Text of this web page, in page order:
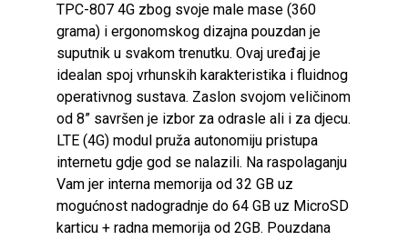
TPC-807 4G zbog svoje male mase (360
grama) i ergonomskog dizajna pouzdan je
suputnik u svakom trenutku. Ovaj uređaj je
idealan spoj vrhunskih karakteristika i fluidnog
operativnog sustava. Zaslon svojom veličinom
od 8” savršen je izbor za odrasle ali i za djecu.
LTE (4G) modul pruža autonomiju pristupa
internetu gdje god se nalazili. Na raspolaganju
Vam jer interna memorija od 32 GB uz
mogućnost nadogradnje do 64 GB uz MicroSD
karticu + radna memorija od 2GB. Pouzdana